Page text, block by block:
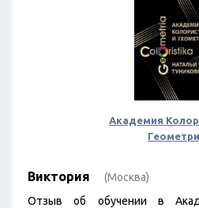
Академия
Виктория (Москва)
Отзыв об обучении в